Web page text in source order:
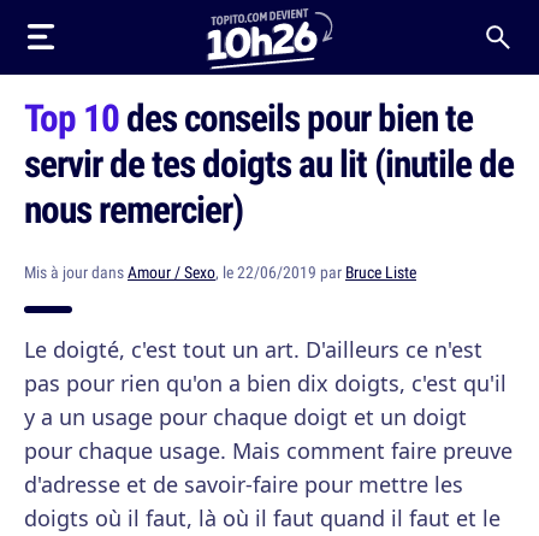
Top 10des conseils pour bien te
servir de tes doigts au lit (inutile de
nous remercier)
Mis à jour dansAmour / Sexo, le 22/06/2019 par Bruce Liste
Le doigté, c'est tout un art. D'ailleurs ce n'est
pas pour rien qu'on a bien dix doigts, c'est qu'il
y a un usage pour chaque doigt et un doigt
pour chaque usage. Mais comment faire preuve
d'adresse et de savoir-faire pour mettre les
doigts où il faut, là où il faut quand il faut et le